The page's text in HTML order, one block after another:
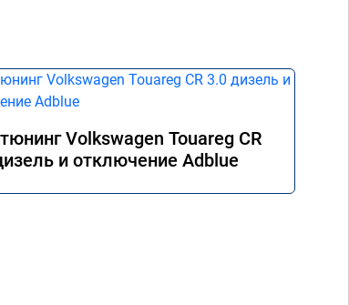
Volkswagen Touareg CR
и отключение Adblue